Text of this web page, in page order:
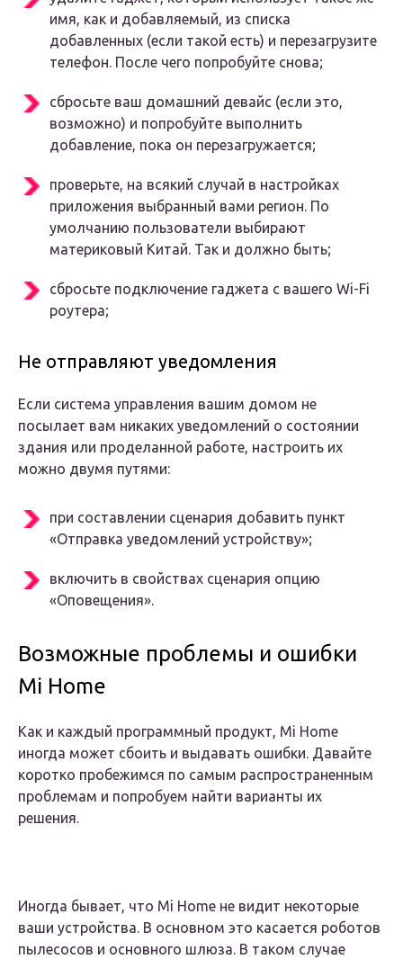
имя, как и добавляемый, из списка
добавленных (если такой есть) и перезагрузите
телефон. После чего попробуйте снова;
сбросьте ваш домашний девайс (если это,
возможно) и попробуйте выполнить
добавление, пока он перезагружается;
проверьте, на всякий случай в настройках
приложения выбранный вами регион. По
умолчанию пользователи выбирают
материковый Китай. Так и должно быть;
сбросьте подключение гаджета с вашего Wi-Fi
роутера;
Не отправляют уведомления
Если система управления вашим домом не
посылает вам никаких уведомлений о состоянии
здания или проделанной работе, настроить их
можно двумя путями:
при составлении сценария добавить пункт
«Отправка уведомлений устройству»;
включить в свойствах сценария опцию
«Оповещения».
Возможные проблемы и ошибки
Mi Home
Как и каждый программный продукт, Mi Home
иногда может сбоить и выдавать ошибки. Давайте
коротко пробежимся по самым распространенным
проблемам и попробуем найти варианты их
решения.
Иногда бывает, что Mi Home не видит некоторые
ваши устройства. В основном это касается роботов
пылесосов и основного шлюза. В таком случае